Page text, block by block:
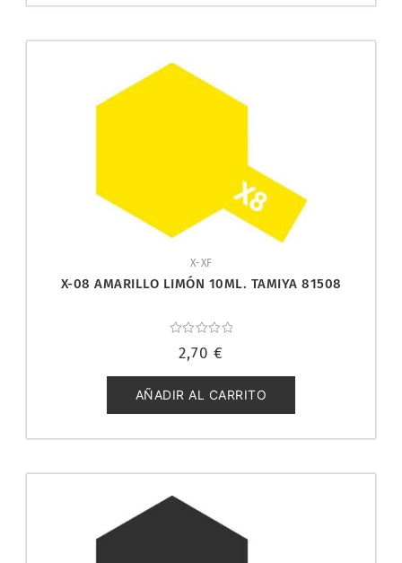
X-XF
X-08 AMARILLO LIMÓN 10ML. TAMIYA 81508
con
de
5
2,70 €
AÑADIR AL CARRITO